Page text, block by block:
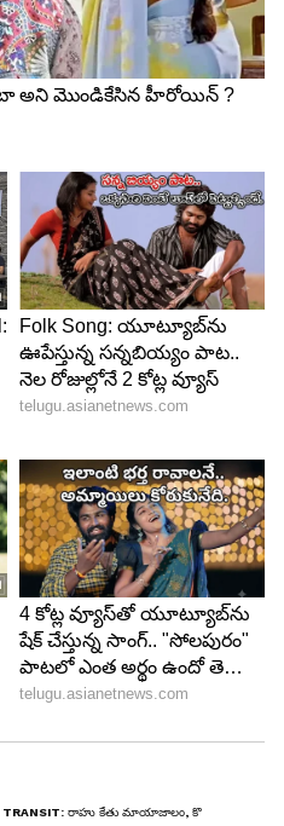
నెల నుంచి
పనులన్నీ సవ్యంగా పూర్తి
కలిసొచ్చే అవకాశం ఉంది.
మంచి అవకాశాలు
విజయం
డబ్బు తిరిగి పొందుతారు.
కేతువుల మార్పు చాలా